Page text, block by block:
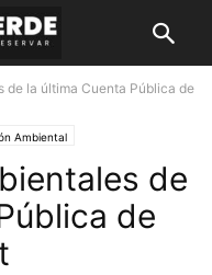
de la última Cuenta Pública de
Ambiental
de
de